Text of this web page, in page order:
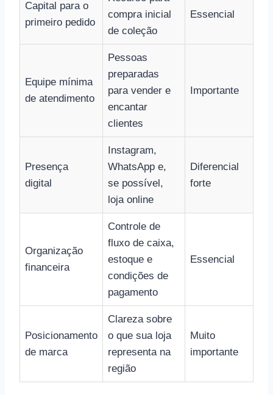
Capital para o
primeiro pedido
compra inicial
de coleção
Essencial
Equipe mínima
de atendimento
Pessoas
preparadas
para vender e
encantar
clientes
Importante
Presença
digital
Instagram,
WhatsApp e,
se possível,
loja online
Diferencial
forte
Organização
financeira
Controle de
fluxo de caixa,
estoque e
condições de
pagamento
Essencial
Posicionamento
de marca
Clareza sobre
o que sua loja
representa na
região
Muito
importante